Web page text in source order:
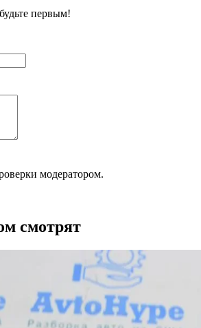
первым!
модератором.
смотрят